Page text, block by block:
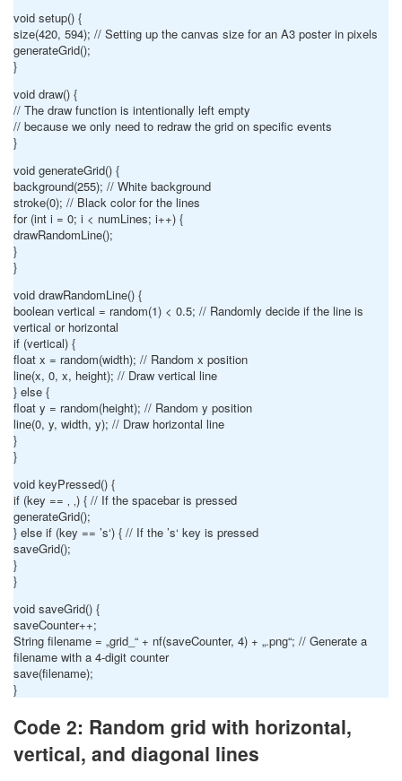
void setup() {
size(420, 594); // Setting up the canvas size for an A3 poster in pixels
generateGrid();
}
void draw() {
// The draw function is intentionally left empty
// because we only need to redraw the grid on specific events
}
void generateGrid() {
background(255); // White background
stroke(0); // Black color for the lines
for (int i = 0; i < numLines; i++) {
drawRandomLine();
}
}
void drawRandomLine() {
boolean vertical = random(1) < 0.5; // Randomly decide if the line is
vertical or horizontal
if (vertical) {
float x = random(width); // Random x position
line(x, 0, x, height); // Draw vertical line
} else {
float y = random(height); // Random y position
line(0, y, width, y); // Draw horizontal line
}
}
void keyPressed() {
if (key == ‚ ‚) { // If the spacebar is pressed
generateGrid();
} else if (key == ’s‘) { // If the ’s‘ key is pressed
saveGrid();
}
}
void saveGrid() {
saveCounter++;
String filename = „grid_“ + nf(saveCounter, 4) + „.png“; // Generate a
filename with a 4-digit counter
save(filename);
}
Code 2: Random grid with horizontal,
vertical, and diagonal lines